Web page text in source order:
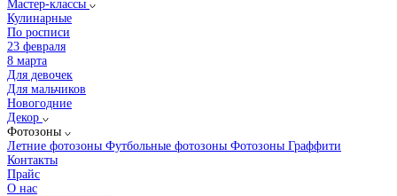
Мастер-классы
Кулинарные
По росписи
23 февраля
8 марта
Для девочек
Для мальчиков
Новогодние
Декор
Фотозоны
Летние фотозоны Футбольные фотозоны Фотозоны Граффити
Контакты
Прайс
О нас